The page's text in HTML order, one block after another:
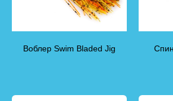
Воблер Swim Bladed Jig